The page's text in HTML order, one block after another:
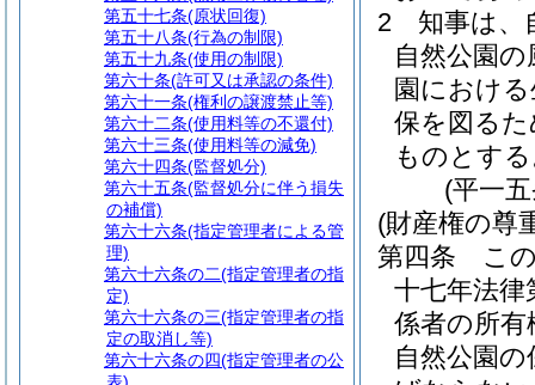
2
知事は、
自然公園
園におけ
保を図る
ものとす
(平一
(財産権の尊
第四条
こ
十七年法律
係者の所
自然公園
第五十七条(原状回復)
第五十八条(行為の制限)
第五十九条(使用の制限)
第六十条(許可又は承認の条件)
第六十一条(権利の譲渡禁止等)
第六十二条(使用料等の不還付)
第六十三条(使用料等の減免)
第六十四条(監督処分)
第六十五条(監督処分に伴う損失
の補償)
第六十六条(指定管理者による管
理)
第六十六条の二(指定管理者の指
定)
第六十六条の三(指定管理者の指
定の取消し等)
第六十六条の四(指定管理者の公